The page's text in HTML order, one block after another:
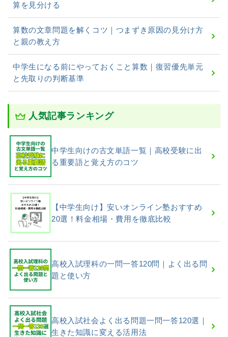
算を見分ける
算数の文章問題を解くコツ｜つまずき原因の見分け方
と親の教え方
中学生になる前にやっておくこと算数｜復習優先単元
と先取りの判断基準
人気記事ランキング
中学生向けの古文単語一覧｜高校受験に出
る重要語と覚え方のコツ
【中学生向け】安いオンライン塾おすすめ
20選！料金相場・費用を徹底比較
高校入試理科の一問一答120問｜よく出る問
題と使い方
高校入試社会よく出る問題一問一答120選｜
生きた知識に変える活用法